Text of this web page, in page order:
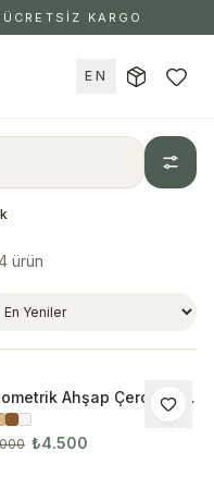
KARGO
EN
ürün
İNDIRIMAhşap Çerçeveli
Tablo Seti 3004
₺4.500